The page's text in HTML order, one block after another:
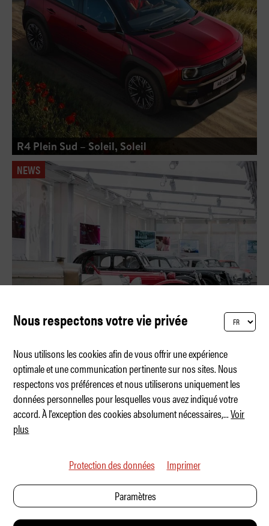
R4 Plein Sud – Soleil, Soleil
NEWS
Les 50 ans du Cuore Sportivo
Nous respectons votre vie privée
Nous utilisons les cookies afin de vous offrir une expérience
optimale et une communication pertinente sur nos sites. Nous
respectons vos préférences et nous utiliserons uniquement les
données personnelles pour lesquelles vous avez indiqué votre
accord. À l'exception des cookies absolument nécessaires,...Voir
plus
Protection des données Imprimer
Paramètres